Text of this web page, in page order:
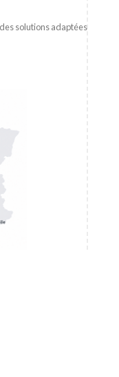
solutions adaptées